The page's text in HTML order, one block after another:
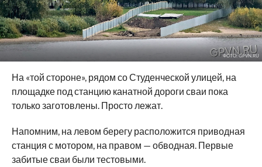
ФОТО: GPVN.RU
На «той стороне», рядом со Студенческой улицей, на
площадке под станцию канатной дороги сваи пока
только заготовлены. Просто лежат.
Напомним, на левом берегу расположится приводная
станция с мотором, на правом — обводная. Первые
забитые сваи были тестовыми.